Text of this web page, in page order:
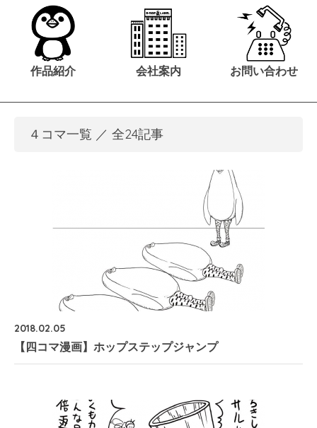
作品紹介 会社案内 お問い合わせ
４コマ一覧 ／ 全24記事
2018.02.05
【四コマ漫画】ホップステップジャンプ